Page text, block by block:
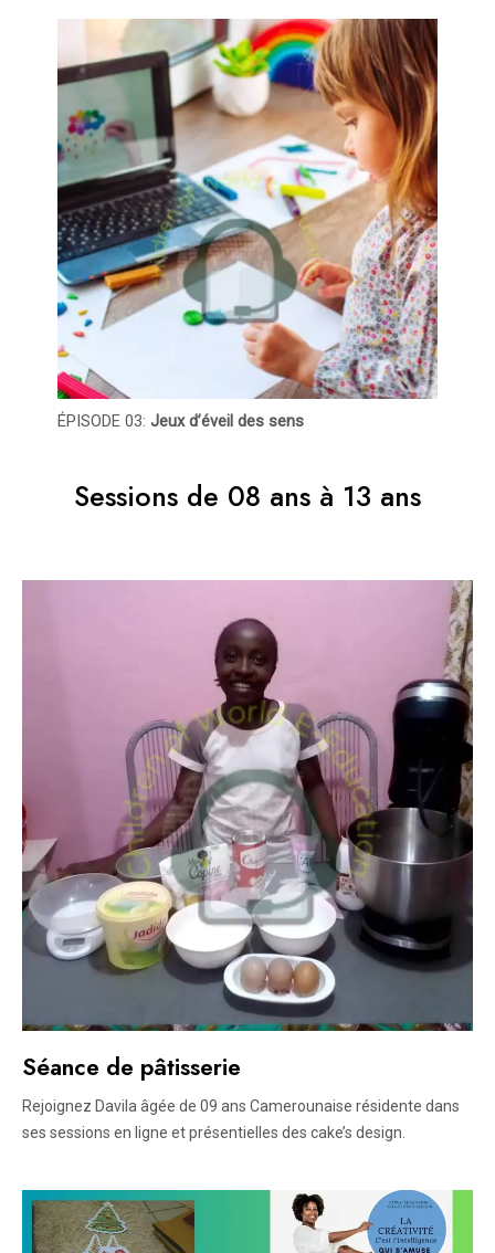
ÉPISODE 03: Jeux d’éveil des sens
Sessions de 08 ans à 13 ans
Séance de pâtisserie
Rejoignez Davila âgée de 09 ans Camerounaise résidente dans
ses sessions en ligne et présentielles des cake’s design.